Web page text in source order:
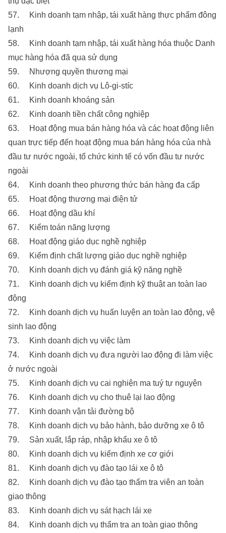
57. Kinh doanh tạm nhập, tái xuất hàng thực phẩm đông
lạnh
58. Kinh doanh tạm nhập, tái xuất hàng hóa thuộc Danh
mục hàng hóa đã qua sử dụng
59. Nhượng quyền thương mại
60. Kinh doanh dịch vụ Lô-gi-stíc
61. Kinh doanh khoáng sản
62. Kinh doanh tiền chất công nghiệp
63. Hoạt động mua bán hàng hóa và các hoạt động liên
quan trực tiếp đến hoạt động mua bán hàng hóa của nhà
đầu tư nước ngoài, tổ chức kinh tế có vốn đầu tư nước
ngoài
64. Kinh doanh theo phương thức bán hàng đa cấp
65. Hoạt động thương mại điện tử
66. Hoạt động dầu khí
67. Kiểm toán năng lượng
68. Hoạt động giáo dục nghề nghiệp
69. Kiểm định chất lượng giáo dục nghề nghiệp
70. Kinh doanh dịch vụ đánh giá kỹ năng nghề
71. Kinh doanh dịch vụ kiểm định kỹ thuật an toàn lao
động
72. Kinh doanh dịch vụ huấn luyện an toàn lao động, vệ
sinh lao động
73. Kinh doanh dịch vụ việc làm
74. Kinh doanh dịch vụ đưa người lao động đi làm việc
ở nước ngoài
75. Kinh doanh dịch vụ cai nghiện ma tuý tự nguyện
76. Kinh doanh dịch vụ cho thuê lại lao động
77. Kinh doanh vận tải đường bộ
78. Kinh doanh dịch vụ bảo hành, bảo dưỡng xe ô tô
79. Sản xuất, lắp ráp, nhập khẩu xe ô tô
80. Kinh doanh dịch vụ kiểm định xe cơ giới
81. Kinh doanh dịch vụ đào tạo lái xe ô tô
82. Kinh doanh dịch vụ đào tạo thẩm tra viên an toàn
giao thông
83. Kinh doanh dịch vụ sát hạch lái xe
84. Kinh doanh dịch vụ thẩm tra an toàn giao thông